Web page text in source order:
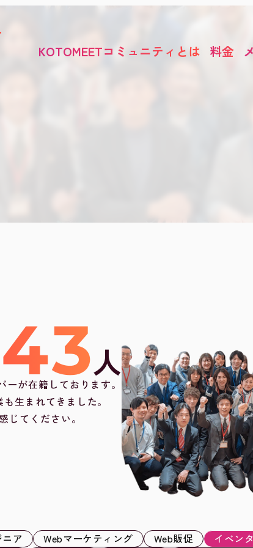
KOTOMEETコミュニティとは 料金
人
が在籍しております。
生まれてきました。
じてください。
ア Webマーケティング Web販促 イベン